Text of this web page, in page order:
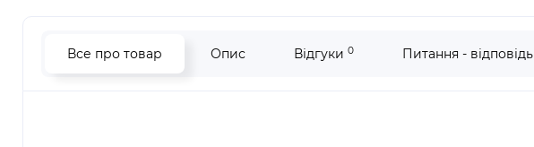
Все про товар Опис Відгуки 0 Питання - відповідь